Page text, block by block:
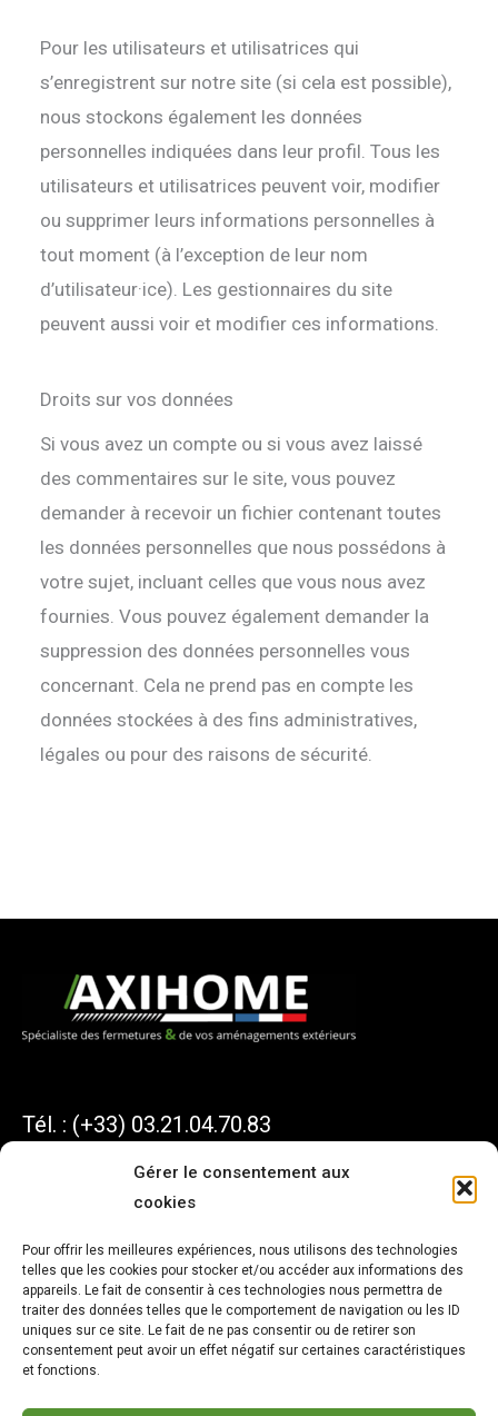
Gérer le consentement aux
cookies
Pour offrir les meilleures expériences, nous utilisons des technologies
telles que les cookies pour stocker et/ou accéder aux informations des
appareils. Le fait de consentir à ces technologies nous permettra de
traiter des données telles que le comportement de navigation ou les ID
uniques sur ce site. Le fait de ne pas consentir ou de retirer son
consentement peut avoir un effet négatif sur certaines caractéristiques
et fonctions.
Pour les utilisateurs et utilisatrices qui
s’enregistrent sur notre site (si cela est possible),
nous stockons également les données
personnelles indiquées dans leur profil. Tous les
utilisateurs et utilisatrices peuvent voir, modifier
ou supprimer leurs informations personnelles à
tout moment (à l’exception de leur nom
d’utilisateur·ice). Les gestionnaires du site
peuvent aussi voir et modifier ces informations.
Droits sur vos données
Si vous avez un compte ou si vous avez laissé
des commentaires sur le site, vous pouvez
demander à recevoir un fichier contenant toutes
les données personnelles que nous possédons à
votre sujet, incluant celles que vous nous avez
fournies. Vous pouvez également demander la
suppression des données personnelles vous
concernant. Cela ne prend pas en compte les
données stockées à des fins administratives,
légales ou pour des raisons de sécurité.
Tél. : (+33) 03.21.04.70.83
1 Avenue du Président KENNEDY
62550 PERNES